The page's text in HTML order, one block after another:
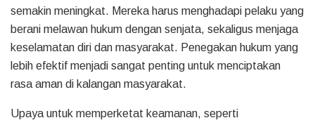
semakin meningkat. Mereka harus menghadapi pelaku yang
berani melawan hukum dengan senjata, sekaligus menjaga
keselamatan diri dan masyarakat. Penegakan hukum yang
lebih efektif menjadi sangat penting untuk menciptakan
rasa aman di kalangan masyarakat.
Upaya untuk memperketat keamanan, seperti